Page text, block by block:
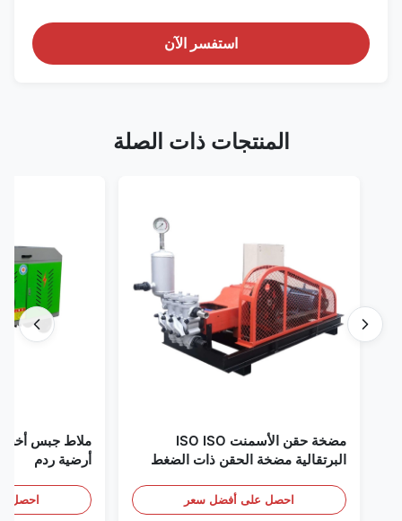
استفسر الآن
المنتجات ذات الصلة
مضخة حقن الأسمنت ISO ISO
البرتقالية مضخة الحقن ذات الضغط
احصل على أفضل سعر
أرضية ردم
احصل على